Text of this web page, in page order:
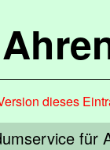
dieses
für